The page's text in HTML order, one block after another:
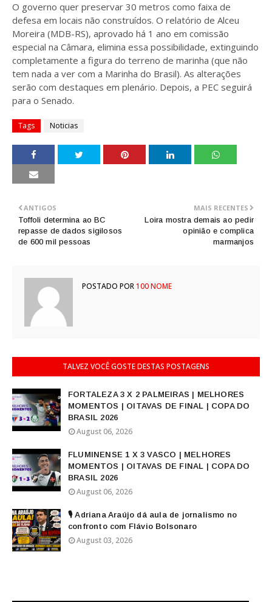
O governo quer preservar 30 metros como faixa de
defesa em locais não construídos. O relatório de Alceu
Moreira (MDB-RS), aprovado há 1 ano em comissão
especial na Câmara, elimina essa possibilidade, extinguindo
completamente a figura do terreno de marinha (que não
tem nada a ver com a Marinha do Brasil). As alterações
serão com destaques em plenário. Depois, a PEC seguirá
para o Senado.
Tags Noticias
MAIS RECENTES
Loira mostra demais ao pedir
opinião e complica
marmanjos
ANTIGOS
Toffoli determina ao BC
repasse de dados sigilosos
de 600 mil pessoas
POSTADO POR100 NOME
TALVEZ VOCÊ GOSTE DESTAS POSTAGENS
FORTALEZA 3 X 2 PALMEIRAS | MELHORES
MOMENTOS | OITAVAS DE FINAL | COPA DO
BRASIL 2026
August 06, 2026
FLUMINENSE 1 X 3 VASCO | MELHORES
MOMENTOS | OITAVAS DE FINAL | COPA DO
BRASIL 2026
August 06, 2026
🎙️ Adriana Araújo dá aula de jornalismo no
confronto com Flávio Bolsonaro
August 03, 2026